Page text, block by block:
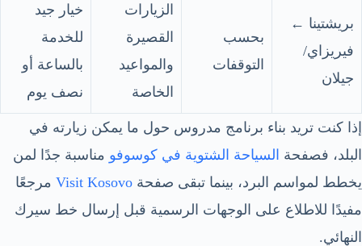
بريشتينا ←
فيريزاي/
جيلان
بحسب
التوقفات
الزيارات
القصيرة
والمواعيد
الخاصة
خيار جيد
للخدمة
بالساعة أو
نصف يوم
إذا كنت تريد بناء برنامج مدروس حول ما يمكن زيارته في
البلد، فصفحة السياحة الشتوية في كوسوفو مناسبة جدًا لمن
يخطط لمواسم البرد، بينما تبقى صفحة Visit Kosovo مرجعًا
مفيدًا للاطلاع على الوجهات الرسمية قبل إرسال خط سيرك
النهائي.